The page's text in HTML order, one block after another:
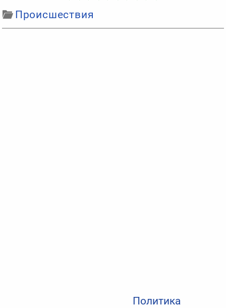
Политика
Происшествия